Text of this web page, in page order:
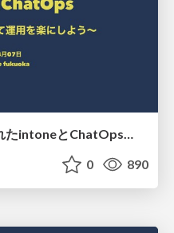
起業から3年間を支えてくれたintoneとChatOps〜面倒くさいを減らして運用を楽にしよう〜
0 890